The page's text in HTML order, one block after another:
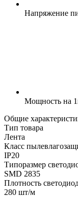
Напряжение
Мощность на
Общие
Тип товара
Лента
Класс
IP20
Типоразмер
SMD 2835
Плотность
280 шт/м